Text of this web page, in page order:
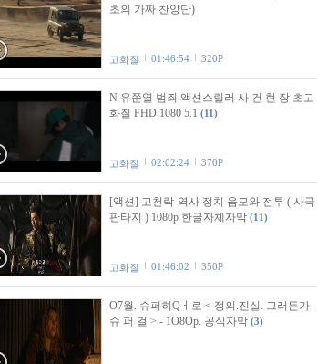
초의 가짜 찬양단)
고화질 01:46:54 320P
N 유쭌열 범죄 액션스릴러 사 건 현 장 초고
화질 FHD 1080 5.1 (11)
고화질 02:02:24 370P
[액션] 고천락-역사 정치 음모와 전투 ( 사극
판타지 ) 1080p 한글자체자막 (11)
고화질 01:46:02 350P
O7월. 슈퍼히Qㅓ로 < 정의.진실. 그러든가 -
슈 퍼 걸 > - 1O8Op. 공식자막 (3)